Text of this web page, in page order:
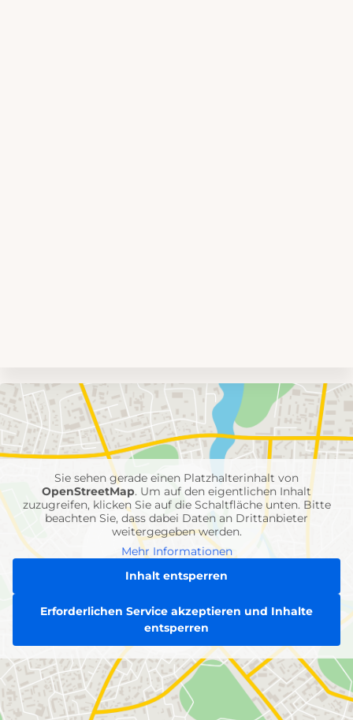
Umgebungskarte
mit
Feuerwehr-
Einheiten
Sie sehen gerade einen Platzhalterinhalt von
OpenStreetMap. Um auf den eigentlichen Inhalt
zuzugreifen, klicken Sie auf die Schaltfläche unten. Bitte
beachten Sie, dass dabei Daten an Drittanbieter
weitergegeben werden.
Mehr Informationen
Inhalt entsperren
Erforderlichen Service akzeptieren und Inhalte
entsperren